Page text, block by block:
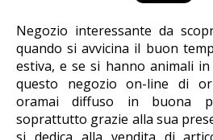
Negozio interessante da
quando si avvicina il buon
estiva, e se si hanno animali in
questo negozio on-line di
oramai diffuso in buona
soprattutto grazie alla sua